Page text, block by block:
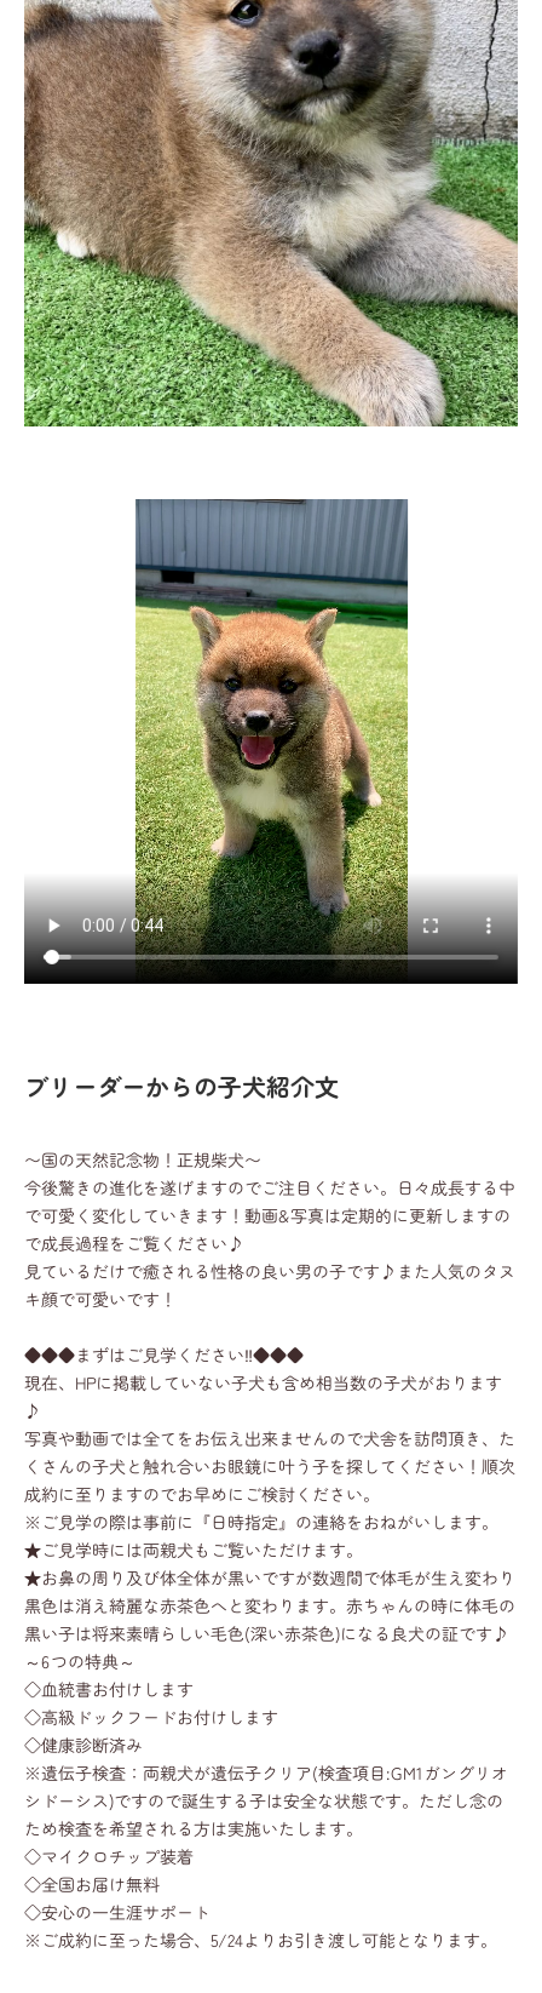
ブリーダーからの子犬紹介文
〜国の天然記念物！正規柴犬〜
今後驚きの進化を遂げますのでご注目ください。日々成長する中
で可愛く変化していきます！動画&写真は定期的に更新しますの
で成長過程をご覧ください♪
見ているだけで癒される性格の良い男の子です♪また人気のタヌ
キ顔で可愛いです！
◆◆◆まずはご見学ください‼◆◆◆
現在、HPに掲載していない子犬も含め相当数の子犬がおります
♪
写真や動画では全てをお伝え出来ませんので犬舎を訪問頂き、た
くさんの子犬と触れ合いお眼鏡に叶う子を探してください！順次
成約に至りますのでお早めにご検討ください。
※ご見学の際は事前に『日時指定』の連絡をおねがいします。
★ご見学時には両親犬もご覧いただけます。
★お鼻の周り及び体全体が黒いですが数週間で体毛が生え変わり
黒色は消え綺麗な赤茶色へと変わります。赤ちゃんの時に体毛の
黒い子は将来素晴らしい毛色(深い赤茶色)になる良犬の証です♪
～6つの特典～
◇血統書お付けします
◇高級ドックフードお付けします
◇健康診断済み
※遺伝子検査：両親犬が遺伝子クリア(検査項目:GM1ガングリオ
シドーシス)ですので誕生する子は安全な状態です。ただし念の
ため検査を希望される方は実施いたします。
◇マイクロチップ装着
◇全国お届け無料
◇安心の一生涯サポート
※ご成約に至った場合、5/24よりお引き渡し可能となります。